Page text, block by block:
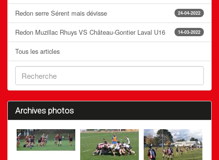
24-04-2022
Redon serre Sérent mais dévisse
14-03-2022
Redon Muzillac Rhuys VS Château-Gontier Laval U16
Tous les articles
Archives photos